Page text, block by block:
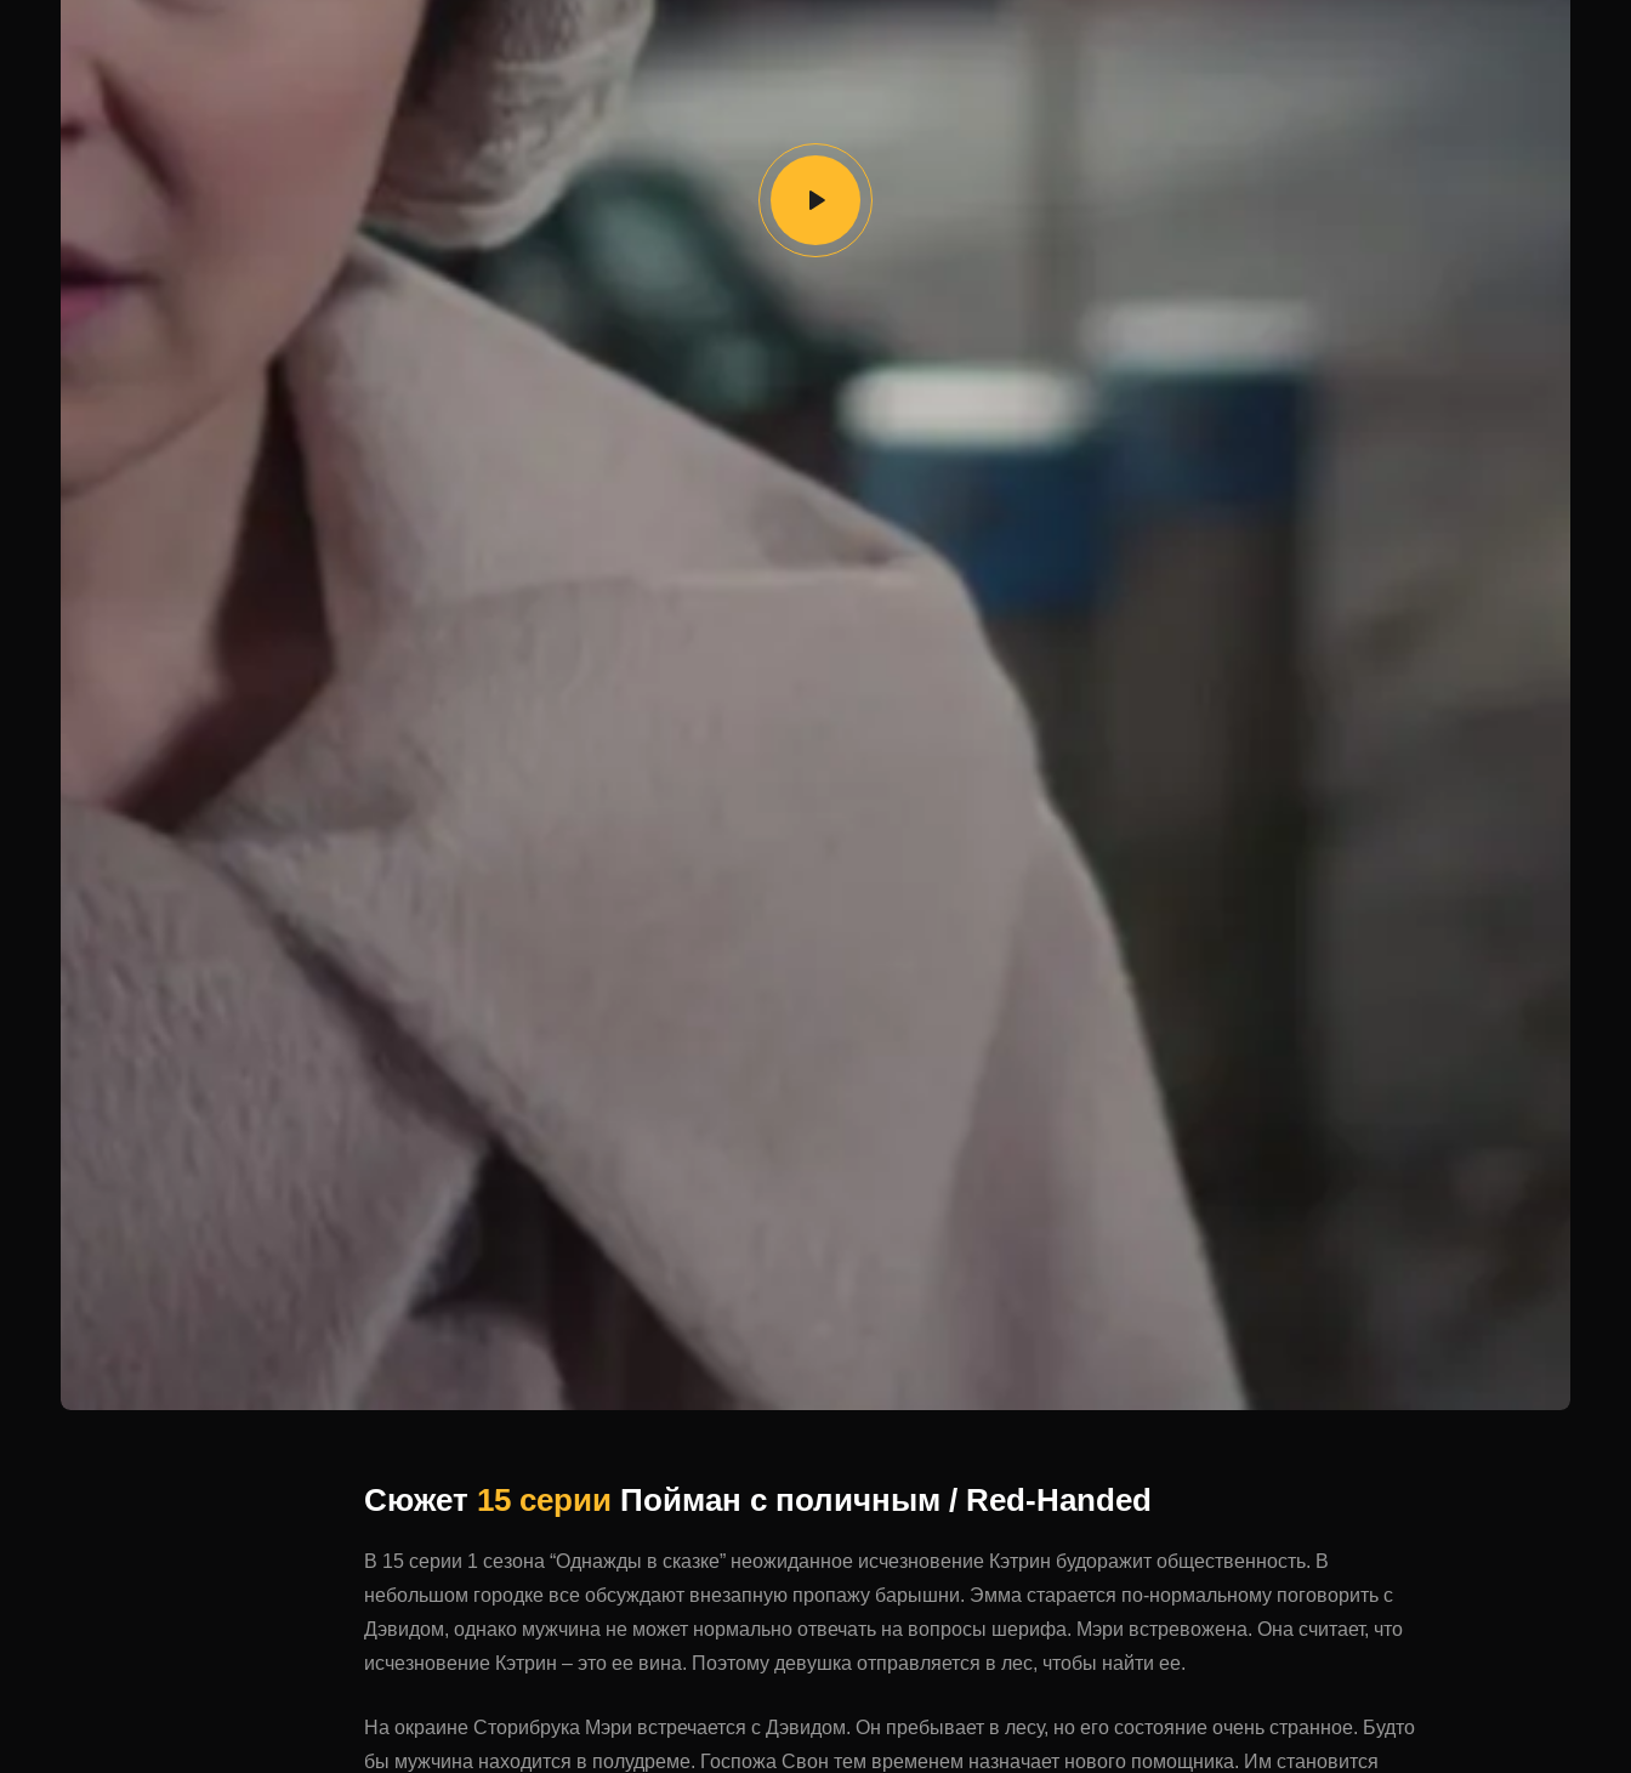
Сюжет 15 серии Пойман с поличным / Red-Handed
В 15 серии 1 сезона “Однажды в сказке” неожиданное исчезновение Кэтрин будоражит общественность. В
небольшом городке все обсуждают внезапную пропажу барышни. Эмма старается по-нормальному поговорить с
Дэвидом, однако мужчина не может нормально отвечать на вопросы шерифа. Мэри встревожена. Она считает, что
исчезновение Кэтрин – это ее вина. Поэтому девушка отправляется в лес, чтобы найти ее.
На окраине Сторибрука Мэри встречается с Дэвидом. Он пребывает в лесу, но его состояние очень странное. Будто
бы мужчина находится в полудреме. Госпожа Свон тем временем назначает нового помощника. Им становится